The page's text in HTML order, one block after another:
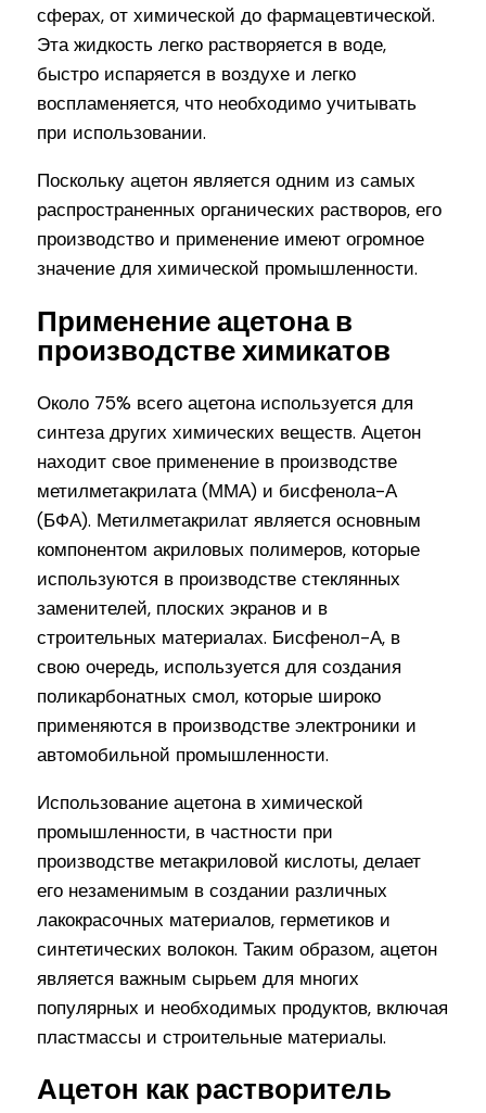
сферах, от химической до фармацевтической.
Эта жидкость легко растворяется в воде,
быстро испаряется в воздухе и легко
воспламеняется, что необходимо учитывать
при использовании.
Поскольку ацетон является одним из самых
распространенных органических растворов, его
производство и применение имеют огромное
значение для химической промышленности.
Применение ацетона в
производстве химикатов
Около 75% всего ацетона используется для
синтеза других химических веществ. Ацетон
находит свое применение в производстве
метилметакрилата (ММА) и бисфенола-А
(БФА). Метилметакрилат является основным
компонентом акриловых полимеров, которые
используются в производстве стеклянных
заменителей, плоских экранов и в
строительных материалах. Бисфенол-А, в
свою очередь, используется для создания
поликарбонатных смол, которые широко
применяются в производстве электроники и
автомобильной промышленности.
Использование ацетона в химической
промышленности, в частности при
производстве метакриловой кислоты, делает
его незаменимым в создании различных
лакокрасочных материалов, герметиков и
синтетических волокон. Таким образом, ацетон
является важным сырьем для многих
популярных и необходимых продуктов, включая
пластмассы и строительные материалы.
Ацетон как растворитель